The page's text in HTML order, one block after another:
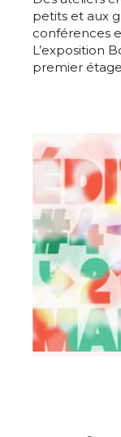
Adresse email*
Nom
petits et aux
conférences
L’exposition
premier